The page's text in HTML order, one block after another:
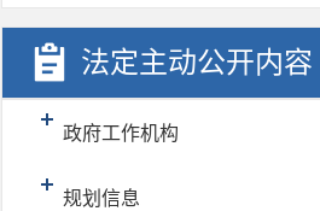
法定主动公开内容
政府工作机构
规划信息